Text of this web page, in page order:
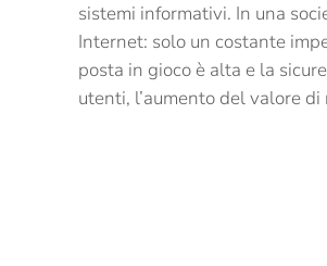
sistemi informativi. In una
Internet: solo un costante
posta in gioco è alta e la
utenti, l’aumento del valore